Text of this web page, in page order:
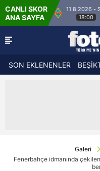
CANLI SKOR
ANA SAYFA
Almaty
11.8.2026 - Sal
18:00
SON EKLENENLER
Galeri
Fenerbahçe idmanında